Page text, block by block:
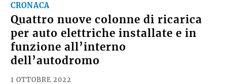
CRONACA
Quattro nuove colonne di ricarica
per auto elettriche installate e in
funzione all’interno
dell’autodromo
1 OTTOBRE 2022